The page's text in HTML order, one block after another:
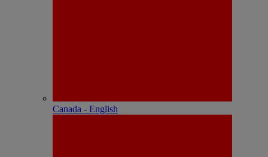
Canada - English